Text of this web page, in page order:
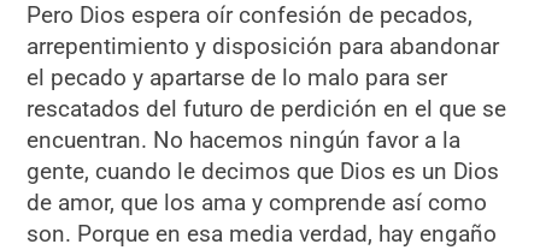
Pero Dios espera oír confesión de pecados,
arrepentimiento y disposición para abandonar
el pecado y apartarse de lo malo para ser
rescatados del futuro de perdición en el que se
encuentran. No hacemos ningún favor a la
gente, cuando le decimos que Dios es un Dios
de amor, que los ama y comprende así como
son. Porque en esa media verdad, hay engaño